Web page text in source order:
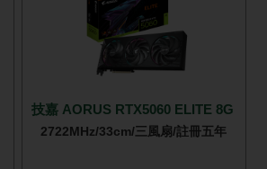
技嘉 AORUS RTX5060 ELITE 8G
2722MHz/33cm/三風扇/註冊五年